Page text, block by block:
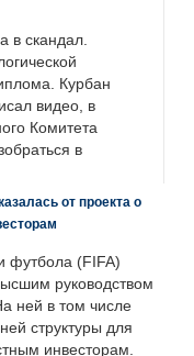
в скандал.
Курбан
видео, в
Комитета
в
от проекта о
футбола (FIFA)
руководством
ней в том числе
структуры для
инвесторам.